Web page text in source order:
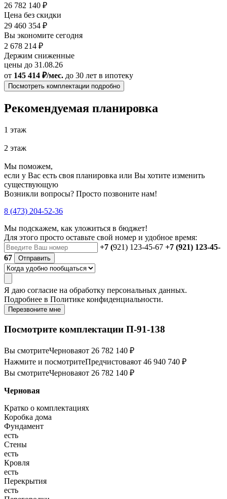
26 782 140 ₽
Цена без скидки
29 460 354 ₽
Вы экономите сегодня
2 678 214 ₽
Держим сниженные
цены до 31.08.26
от 145 414 ₽/мес. до 30 лет в ипотеку
Посмотреть комплектации подробно
Рекомендуемая планировка
1 этаж
2 этаж
Мы поможем,
если у Вас есть своя планировка или Вы хотите изменить
существующую
Возникли вопросы? Просто позвоните нам!
8 (473) 204-52-36
Мы подскажем, как уложиться в бюджет!
Для этого просто оставьте свой номер и удобное время:
+7 (921) 123-45-67 +7 (921) 123-45-
67
Отправить
Я даю согласие на обработку персональных данных.
Подробнее в Политике конфиденциальности.
Перезвоните мне
Посмотрите комплектации П-91-138
Вы смотритеЧерноваяот 26 782 140 ₽
Нажмите и посмотритеПредчистоваяот 46 940 740 ₽
Вы смотритеЧерноваяот 26 782 140 ₽
Черновая
Кратко о комплектациях
Коробка дома
Фундамент
есть
Стены
есть
Кровля
есть
Перекрытия
есть